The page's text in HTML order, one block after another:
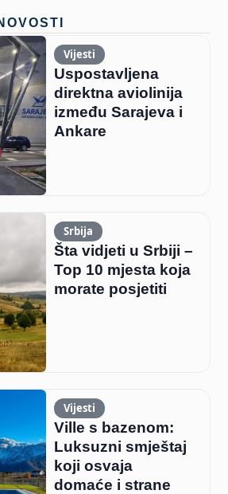
Vijesti
Uspostavljena
direktna aviolinija
između Sarajeva i
Ankare
Srbija
Šta vidjeti u Srbiji –
Top 10 mjesta koja
morate posjetiti
Vijesti
Ville s bazenom:
Luksuzni smještaj
koji osvaja
domaće i strane